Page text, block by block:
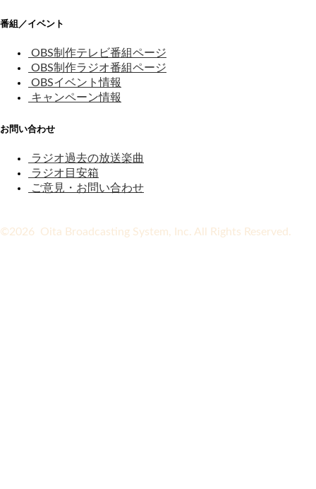
番組／イベント
OBS制作テレビ番組ページ
OBS制作ラジオ番組ページ
OBSイベント情報
キャンペーン情報
お問い合わせ
ラジオ過去の放送楽曲
ラジオ目安箱
ご意見・お問い合わせ
©2026 Oita Broadcasting System, Inc. All Rights Reserved.